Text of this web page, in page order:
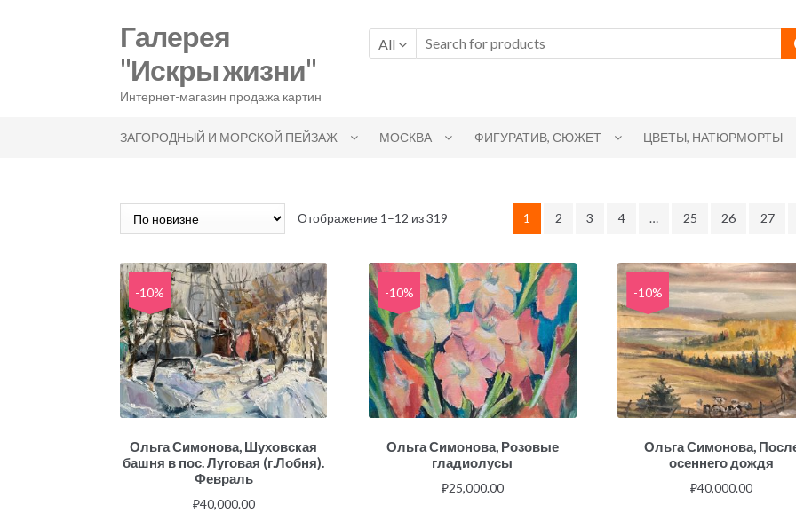
to
to
Галерея
"Искры жизни"
Интернет-магазин продажа картин
All
ЗАГОРОДНЫЙ И МОРСКОЙ ПЕЙЗАЖ МОСКВА ФИГУРАТИВ, СЮЖЕТ ЦВЕТЫ, НАТЮРМОРТЫ
Отображение 1–12 из 319 1 2 3 4 … 25 26 27
-10%
Ольга Симонова, Шуховская
башня в пос. Луговая (г.Лобня).
Февраль
₽40,000.00
-10%
Ольга Симонова, Розовые
гладиолусы
₽25,000.00
-10%
Ольга Симонова,
осеннего дождя
₽40,000.00